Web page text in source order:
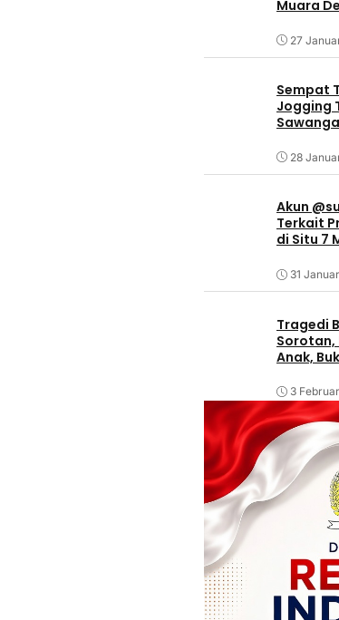
Muara
27
Sempat
Jogging
28
Akun
Terkait
di Situ 7
31
Tragedi
Sorotan,
Anak,
3